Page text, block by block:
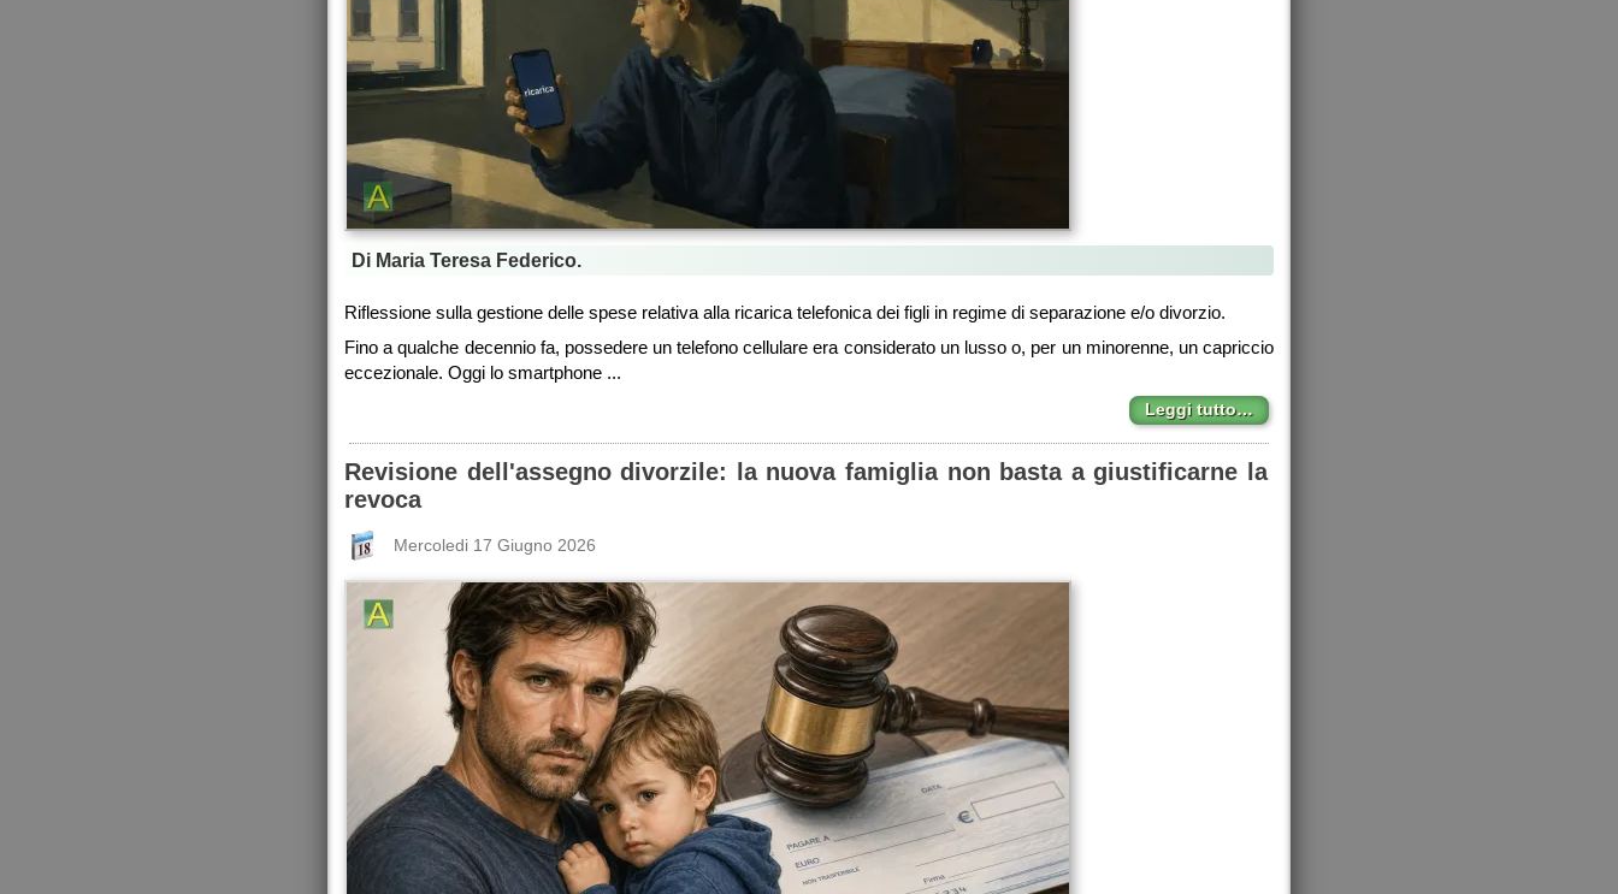
Di Maria Teresa Federico.
Riflessione sulla gestione delle spese relativa alla ricarica telefonica dei figli in regime di separazione e/o divorzio.
Fino a qualche decennio fa, possedere un telefono cellulare era considerato un lusso o, per un minorenne, un capriccio
eccezionale. Oggi lo smartphone ...
Leggi tutto…
Revisione dell'assegno divorzile: la nuova famiglia non basta a giustificarne la
revoca
Mercoledi 17 Giugno 2026